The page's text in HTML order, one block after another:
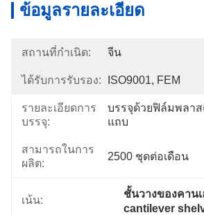
ข้อมูลรายละเอียด
สถานที่กำเนิด: จีน
ได้รับการรับรอง: ISO9001, FEM
รายละเอียดการ
บรรจุ:
บรรจุด้วยฟิล์มพลา
แถบ
สามารถในการ
ผลิต:
2500 ชุดต่อเดือน
เน้น:
ชั้นวางของคาน
cantilever